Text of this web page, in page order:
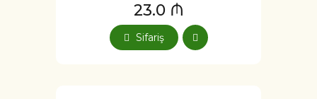
23.0 ₼
Sifariş